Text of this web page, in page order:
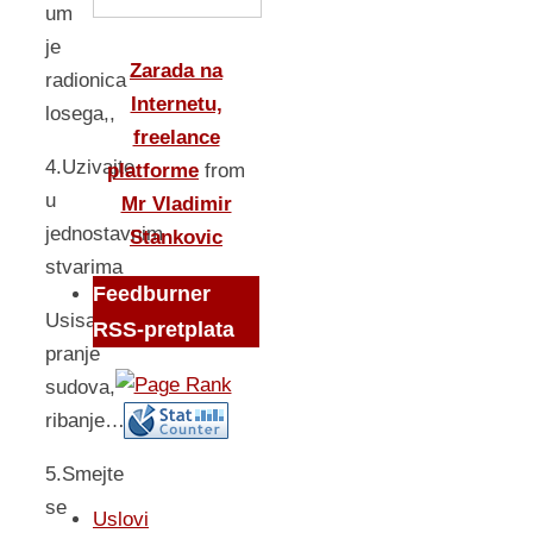
um
je
radionica
losega,,
4.Uzivajte
u
jednostavnim
stvarima
Usisavanje,
pranje
sudova,
ribanje…
5.Smejte
se
Zarada na
Internetu,
freelance
platforme from
Mr Vladimir
Stankovic
Feedburner
RSS-pretplata
Uslovi